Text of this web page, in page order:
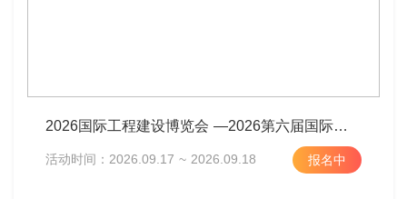
2026国际工程建设博览会 —2026第六届国际工程建设供应链博览会
活动时间：2026.09.17 ~ 2026.09.18 报名中